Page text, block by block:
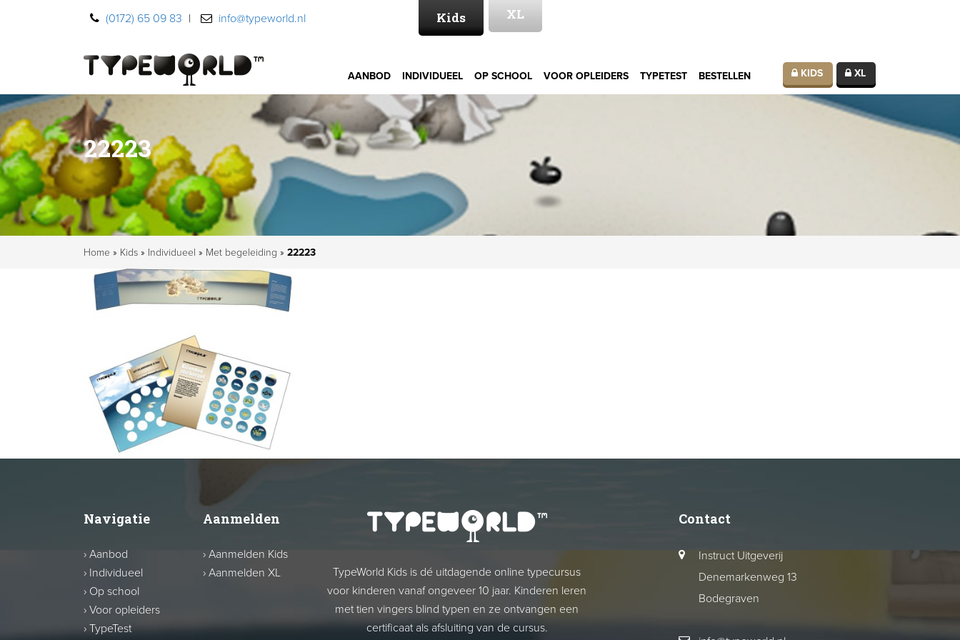
(0172) 65 09 83 | info@typeworld.nl Kids XL
KIDS XL
AANBOD INDIVIDUEEL OP SCHOOL VOOR OPLEIDERS TYPETEST BESTELLEN
22223
Home » Kids » Individueel » Met begeleiding » 22223
Navigatie
› Aanbod
› Individueel
› Op school
› Voor opleiders
› TypeTest
Aanmelden
› Aanmelden Kids
› Aanmelden XL
TypeWorld Kids is dé uitdagende online typecursus
voor kinderen vanaf ongeveer 10 jaar. Kinderen leren
met tien vingers blind typen en ze ontvangen een
certificaat als afsluiting van de cursus.
Contact
Instruct Uitgeverij
Denemarkenweg 13
Bodegraven